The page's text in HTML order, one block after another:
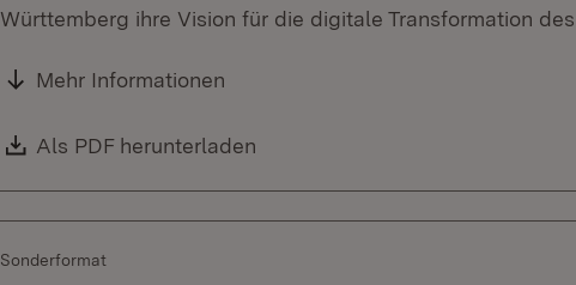
Württemberg ihre Vision für die digitale Transformation
Mehr Informationen
Download:
Als PDF herunterladen
Sonderformat